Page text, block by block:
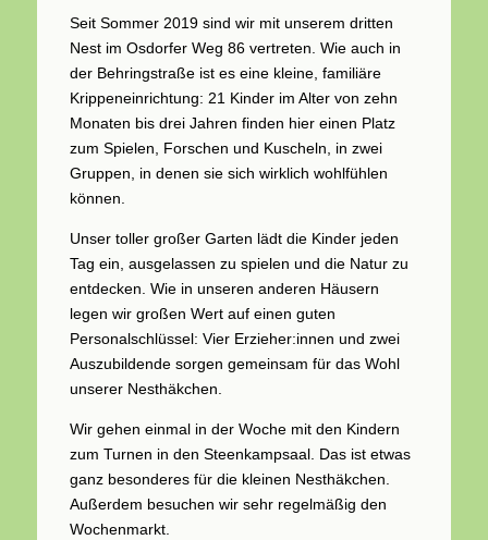
Seit Sommer 2019 sind wir mit unserem dritten
Nest im Osdorfer Weg 86 vertreten. Wie auch in
der Behringstraße ist es eine kleine, familiäre
Krippeneinrichtung: 21 Kinder im Alter von zehn
Monaten bis drei Jahren finden hier einen Platz
zum Spielen, Forschen und Kuscheln, in zwei
Gruppen, in denen sie sich wirklich wohlfühlen
können.
Unser toller großer Garten lädt die Kinder jeden
Tag ein, ausgelassen zu spielen und die Natur zu
entdecken. Wie in unseren anderen Häusern
legen wir großen Wert auf einen guten
Personalschlüssel: Vier Erzieher:innen und zwei
Auszubildende sorgen gemeinsam für das Wohl
unserer Nesthäkchen.
Wir gehen einmal in der Woche mit den Kindern
zum Turnen in den Steenkampsaal. Das ist etwas
ganz besonderes für die kleinen Nesthäkchen.
Außerdem besuchen wir sehr regelmäßig den
Wochenmarkt.